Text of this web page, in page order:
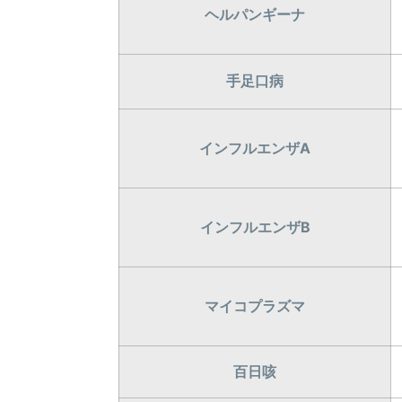
ヘルパンギーナ
手足口病
インフルエンザA
インフルエンザB
マイコプラズマ
百日咳